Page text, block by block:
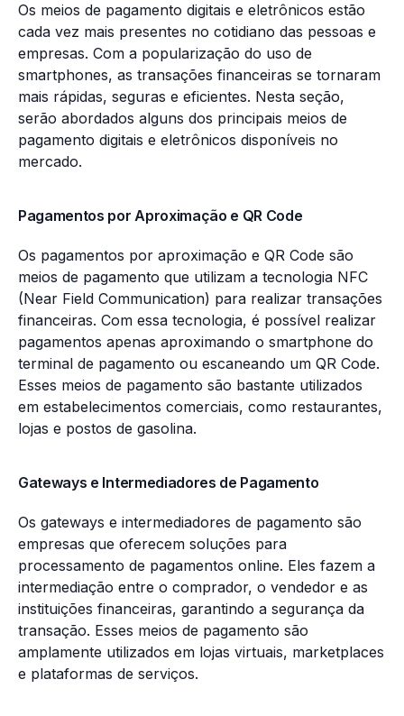
Os meios de pagamento digitais e eletrônicos estão
cada vez mais presentes no cotidiano das pessoas e
empresas. Com a popularização do uso de
smartphones, as transações financeiras se tornaram
mais rápidas, seguras e eficientes. Nesta seção,
serão abordados alguns dos principais meios de
pagamento digitais e eletrônicos disponíveis no
mercado.
Pagamentos por Aproximação e QR Code
Os pagamentos por aproximação e QR Code são
meios de pagamento que utilizam a tecnologia NFC
(Near Field Communication) para realizar transações
financeiras. Com essa tecnologia, é possível realizar
pagamentos apenas aproximando o smartphone do
terminal de pagamento ou escaneando um QR Code.
Esses meios de pagamento são bastante utilizados
em estabelecimentos comerciais, como restaurantes,
lojas e postos de gasolina.
Gateways e Intermediadores de Pagamento
Os gateways e intermediadores de pagamento são
empresas que oferecem soluções para
processamento de pagamentos online. Eles fazem a
intermediação entre o comprador, o vendedor e as
instituições financeiras, garantindo a segurança da
transação. Esses meios de pagamento são
amplamente utilizados em lojas virtuais, marketplaces
e plataformas de serviços.